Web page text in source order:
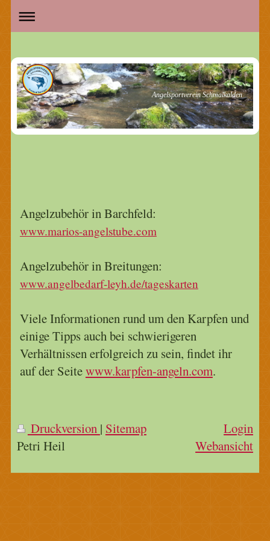
Angelsportverein Schmalkalden
Angelzubehör in Barchfeld:
www.marios-angelstube.com
Angelzubehör in Breitungen:
www.angelbedarf-leyh.de/tageskarten
Viele Informationen rund um den Karpfen und
einige Tipps auch bei schwierigeren
Verhältnissen erfolgreich zu sein, findet ihr
auf der Seitewww.karpfen-angeln.com.
Druckversion | Sitemap
Petri Heil
Login
Webansicht